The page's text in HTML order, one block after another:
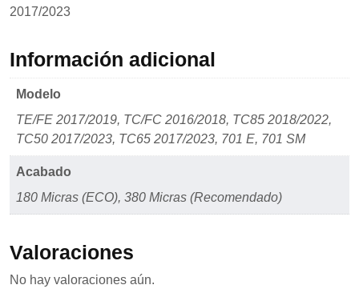
2017/2023
Información adicional
Modelo
TE/FE 2017/2019, TC/FC 2016/2018, TC85 2018/2022,
TC50 2017/2023, TC65 2017/2023, 701 E, 701 SM
Acabado
180 Micras (ECO), 380 Micras (Recomendado)
Valoraciones
No hay valoraciones aún.